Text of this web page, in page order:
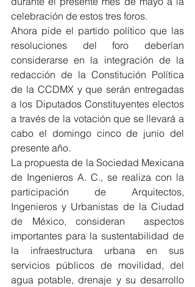
celebración de estos tres foros.
Ahora pide el partido político que las
resoluciones del foro deberían
considerarse en la integración de la
redacción de la Constitución Política
de la CCDMX y que serán entregadas
a los Diputados Constituyentes electos
a través de la votación que se llevará a
cabo el domingo cinco de junio del
presente año.
La propuesta de la Sociedad Mexicana
de Ingenieros A. C., se realiza con la
participación de Arquitectos,
Ingenieros y Urbanistas de la Ciudad
de México, consideran  aspectos
importantes para la sustentabilidad de
la infraestructura urbana en sus
servicios públicos de movilidad, del
agua potable, drenaje y su desarrollo